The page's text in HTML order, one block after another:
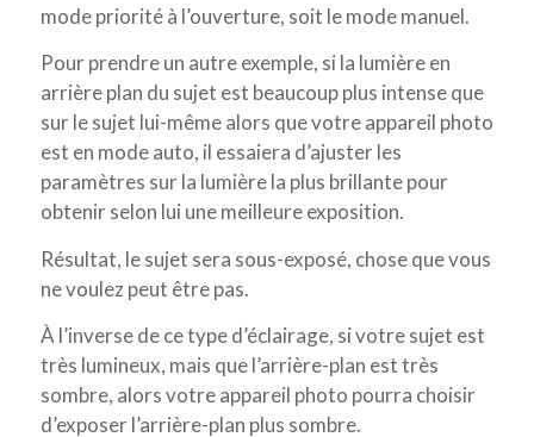
mode priorité à l’ouverture, soit le mode manuel.
Pour prendre un autre exemple, si la lumière en
arrière plan du sujet est beaucoup plus intense que
sur le sujet lui-même alors que votre appareil photo
est en mode auto, il essaiera d’ajuster les
paramètres sur la lumière la plus brillante pour
obtenir selon lui une meilleure exposition.
Résultat, le sujet sera sous-exposé, chose que vous
ne voulez peut être pas.
À l’inverse de ce type d’éclairage, si votre sujet est
très lumineux, mais que l’arrière-plan est très
sombre, alors votre appareil photo pourra choisir
d’exposer l’arrière-plan plus sombre.